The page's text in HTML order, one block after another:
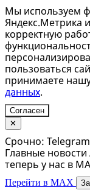
Мы используем
Яндекс.Метрика
корректную
пользоваться
принимаете
данных.
Согласен
✕
Срочно:
Главные
теперь у нас в
Перейти в MAX